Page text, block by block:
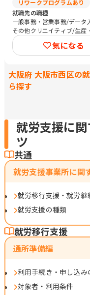
リワークプログラムあり
就職先の職種
一般事務・営業事務/デー
その他クリエイティブ/生産
員・ヘルパー/保育士/清掃/警
気になる
大阪府 大阪市西区の
ら探す
就労支援に
ツ
共通
就労支援事業所に関
就労移行支援・就労
就労支援の種類
就労移行支援
通所準備編
利用手続き・申し込み
対象者・利用条件